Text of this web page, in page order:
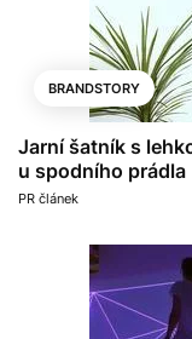
BRANDSTORY
Jarní šatník s
u spodního prádla
PR článek